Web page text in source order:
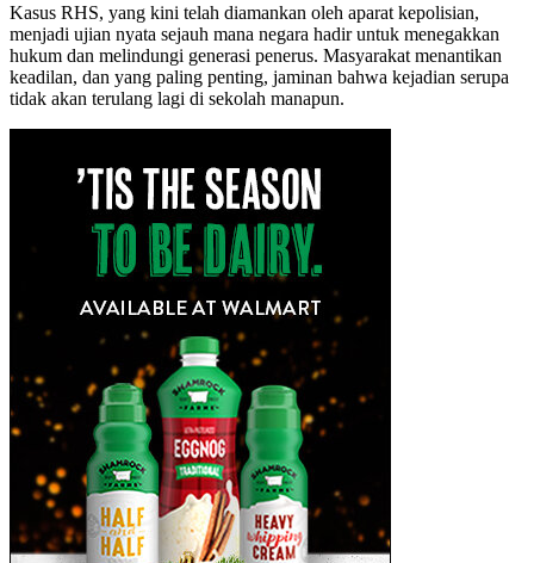
Kasus RHS, yang kini telah diamankan oleh aparat kepolisian,
menjadi ujian nyata sejauh mana negara hadir untuk menegakkan
hukum dan melindungi generasi penerus. Masyarakat menantikan
keadilan, dan yang paling penting, jaminan bahwa kejadian serupa
tidak akan terulang lagi di sekolah manapun.